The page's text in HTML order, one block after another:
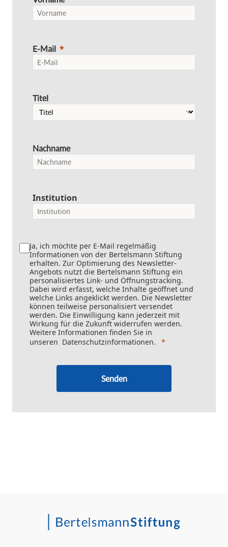
E-Mail
Titel
Nachname
Institution
Ja, ich möchte per E-Mail regelmäßig
Informationen von der Bertelsmann Stiftung
erhalten. Zur Optimierung des Newsletter-
Angebots nutzt die Bertelsmann Stiftung ein
personalisiertes Link- und Öffnungstracking.
Dabei wird erfasst, welche Inhalte geöffnet und
welche Links angeklickt werden. Die Newsletter
können teilweise personalisiert versendet
werden. Die Einwilligung kann jederzeit mit
Wirkung für die Zukunft widerrufen werden.
Weitere Informationen finden Sie in
unseren Datenschutzinformationen.
Senden